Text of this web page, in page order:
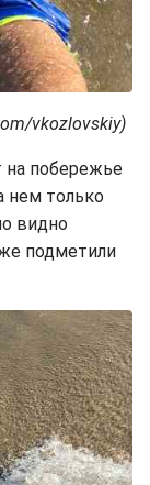
vkozlovskiy)
на побережье
нем только
видно
подметили